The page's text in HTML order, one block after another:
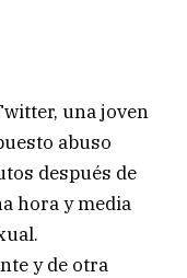
una joven
abuso
después de
hora y media
y de otra